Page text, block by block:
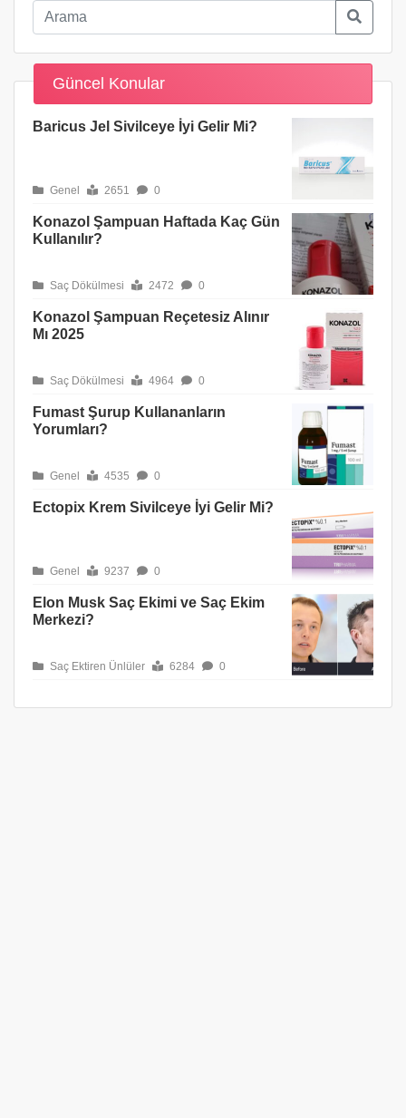
Güncel Konular
Baricus Jel Sivilceye İyi Gelir Mi?
Genel 2651 0
Konazol Şampuan Haftada Kaç Gün
Kullanılır?
Saç Dökülmesi 2472 0
Konazol Şampuan Reçetesiz Alınır
Mı 2025
Saç Dökülmesi 4964 0
Fumast Şurup Kullananların
Yorumları?
Genel 4535 0
Ectopix Krem Sivilceye İyi Gelir Mi?
Genel 9237 0
Elon Musk Saç Ekimi ve Saç Ekim
Merkezi?
Saç Ektiren Ünlüler 6284 0